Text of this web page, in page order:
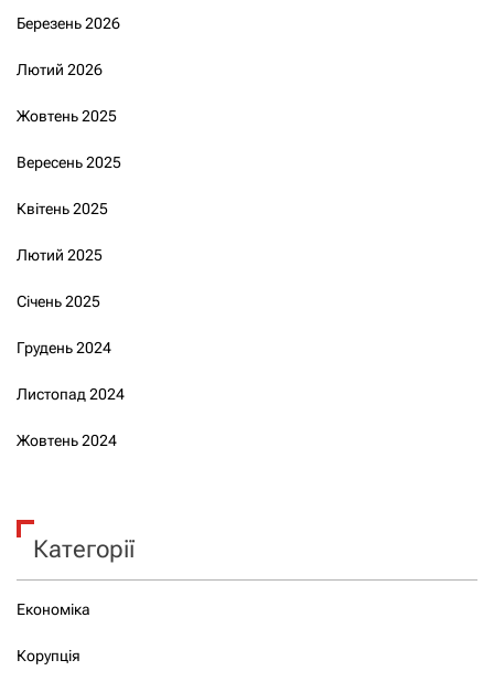
Березень 2026
Лютий 2026
Жовтень 2025
Вересень 2025
Квітень 2025
Лютий 2025
Січень 2025
Грудень 2024
Листопад 2024
Жовтень 2024
Категорії
Економіка
Корупція